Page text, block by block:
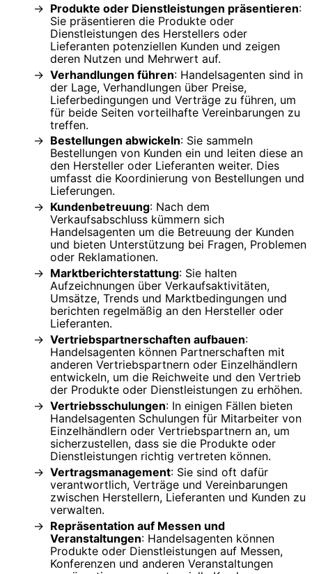
Produkte oder Dienstleistungen präsentieren:
Sie präsentieren die Produkte oder
Dienstleistungen des Herstellers oder
Lieferanten potenziellen Kunden und zeigen
deren Nutzen und Mehrwert auf.
Verhandlungen führen: Handelsagenten sind in
der Lage, Verhandlungen über Preise,
Lieferbedingungen und Verträge zu führen, um
für beide Seiten vorteilhafte Vereinbarungen zu
treffen.
Bestellungen abwickeln: Sie sammeln
Bestellungen von Kunden ein und leiten diese an
den Hersteller oder Lieferanten weiter. Dies
umfasst die Koordinierung von Bestellungen und
Lieferungen.
Kundenbetreuung: Nach dem
Verkaufsabschluss kümmern sich
Handelsagenten um die Betreuung der Kunden
und bieten Unterstützung bei Fragen, Problemen
oder Reklamationen.
Marktberichterstattung: Sie halten
Aufzeichnungen über Verkaufsaktivitäten,
Umsätze, Trends und Marktbedingungen und
berichten regelmäßig an den Hersteller oder
Lieferanten.
Vertriebspartnerschaften aufbauen:
Handelsagenten können Partnerschaften mit
anderen Vertriebspartnern oder Einzelhändlern
entwickeln, um die Reichweite und den Vertrieb
der Produkte oder Dienstleistungen zu erhöhen.
Vertriebsschulungen: In einigen Fällen bieten
Handelsagenten Schulungen für Mitarbeiter von
Einzelhändlern oder Vertriebspartnern an, um
sicherzustellen, dass sie die Produkte oder
Dienstleistungen richtig vertreten können.
Vertragsmanagement: Sie sind oft dafür
verantwortlich, Verträge und Vereinbarungen
zwischen Herstellern, Lieferanten und Kunden zu
verwalten.
Repräsentation auf Messen und
Veranstaltungen: Handelsagenten können
Produkte oder Dienstleistungen auf Messen,
Konferenzen und anderen Veranstaltungen